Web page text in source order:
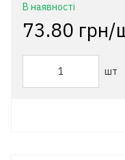
В наявності
73.80 грн/
шт